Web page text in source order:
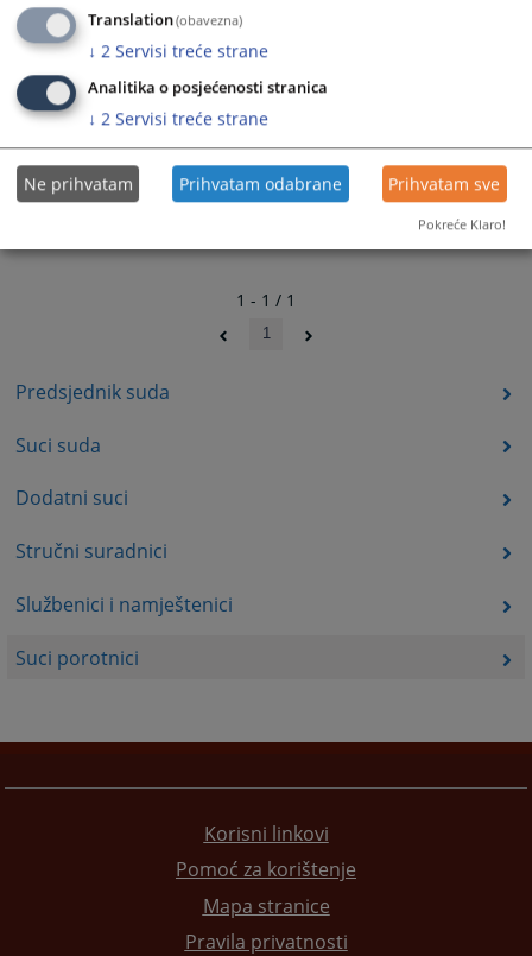
Predsjednik suda
Suci suda
Dodatni suci
Stručni suradnici
Službenici i namještenici
Suci porotnici
Odluka o imenovanju sudaca porotnika – 15 07 2021
1 - 1 / 1
1
Korisni linkovi
Pomoć za korištenje
Mapa stranice
Pravila privatnosti
Translation(obavezna)
↓ 2 Servisi treće strane
Analitika o posjećenosti stranica
↓ 2 Servisi treće strane
Ne prihvatam Prihvatam odabrane Prihvatam sve
Pokreće Klaro!